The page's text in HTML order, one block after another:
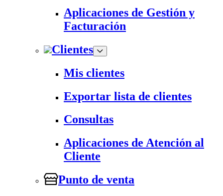
Aplicaciones de Gestión y
Facturación
Clientes
Mis clientes
Exportar lista de clientes
Consultas
Aplicaciones de Atención al
Cliente
Punto de venta